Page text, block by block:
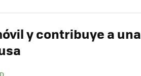
y contribuye a una